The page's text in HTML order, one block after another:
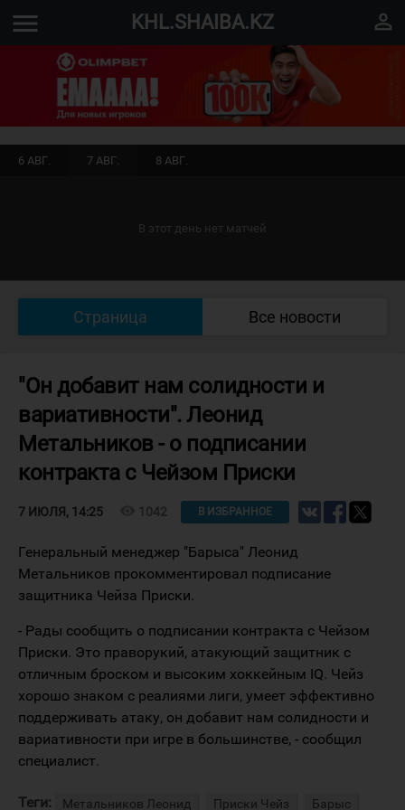
menu KHL.SHAIBA.KZ perm_identity
6 АВГ. 7 АВГ. 8 АВГ.
В этот день нет матчей
Страница Все новости
"Он добавит нам солидности и
вариативности". Леонид
Метальников - о подписании
контракта с Чейзом Приски
7 ИЮЛЯ, 14:25 1042 В ИЗБРАННОЕ
Генеральный менеджер "Барыса" Леонид
Метальников прокомментировал подписание
защитника Чейза Приски.
- Рады сообщить о подписании контракта с Чейзом
Приски. Это праворукий, атакующий защитник с
отличным броском и высоким хоккейным IQ. Чейз
хорошо знаком с реалиями лиги, умеет эффективно
поддерживать атаку, он добавит нам солидности и
вариативности при игре в большинстве, - сообщил
специалист.
Теги: Метальников Леонид Приски Чейз Барыс